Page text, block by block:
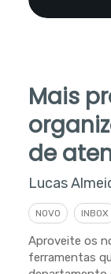
Mais
de
Lucas
NOVO INBOX
Aproveite os
ferramentas